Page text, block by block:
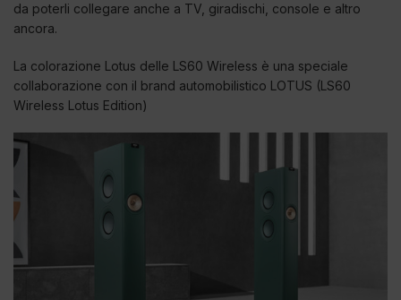
da poterli collegare anche a TV, giradischi, console e altro
ancora.
La colorazione Lotus delle LS60 Wireless è una speciale
collaborazione con il brand automobilistico LOTUS (LS60
Wireless Lotus Edition)